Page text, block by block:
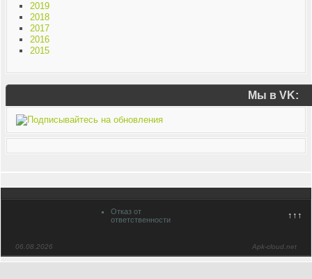
2019
2018
2017
2016
2015
Мы в VK:
↑↑↑
Отказ от
ответственности
06.08.2026 Apk-cloud.net